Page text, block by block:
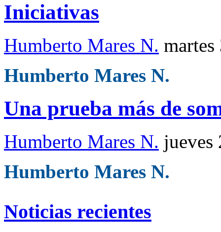
Iniciativas
Humberto Mares N.
Humberto Mares N.
Una prueba más de
Humberto Mares N. jueves
Humberto Mares N.
Noticias recientes